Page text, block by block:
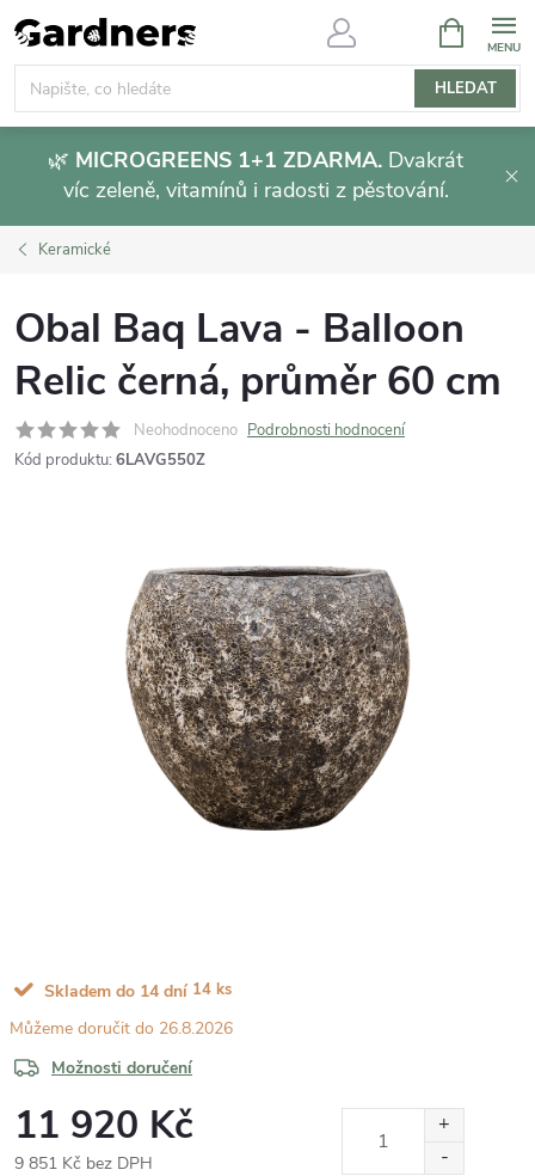
Přejít
na
obsah
HLEDAT
NÁKUPNÍ
KOŠÍK
🌿 MICROGREENS 1+1 ZDARMA. Dvakrát
víc zeleně, vitamínů i radosti z pěstování.
Keramické
Obal Baq Lava - Balloon
Relic černá, průměr 60 cm
Neohodnoceno Podrobnosti hodnocení
Kód produktu: 6LAVG550Z
Skladem do 14 dní 14 ks
26.8.2026
Možnosti doručení
11 920 Kč
9 851 Kč bez DPH